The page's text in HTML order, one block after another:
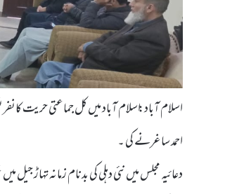
اسلام آباد: اسلام آباد میں کل جماعتی حریت
احمد ساغرنے کی ۔
دعائیہ مجلس میں نئی دہلی کی بدنام زمانہ تہاڑ